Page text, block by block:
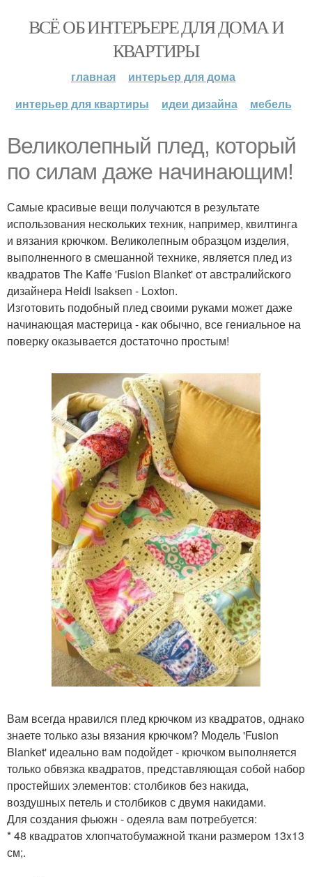
ВСЁ ОБ ИНТЕРЬЕРЕ ДЛЯ ДОМА И
КВАРТИРЫ
главная
интерьер для дома
интерьер для квартиры
идеи дизайна мебель
Великолепный плед, который
по силам даже начинающим!
Самые красивые вещи получаются в результате
использования нескольких техник, например, квилтинга
и вязания крючком. Великолепным образцом изделия,
выполненного в смешанной технике, является плед из
квадратов The Kaffe 'Fusion Blanket' от австралийского
дизайнера Heidi Isaksen - Loxton.
Изготовить подобный плед своими руками может даже
начинающая мастерица - как обычно, все гениальное на
поверку оказывается достаточно простым!
Вам всегда нравился плед крючком из квадратов, однако
знаете только азы вязания крючком? Модель 'Fusion
Blanket' идеально вам подойдет - крючком выполняется
только обвязка квадратов, представляющая собой набор
простейших элементов: столбиков без накида,
воздушных петель и столбиков с двумя накидами.
Для создания фьюжн - одеяла вам потребуется:
* 48 квадратов хлопчатобумажной ткани размером 13x13
см;.